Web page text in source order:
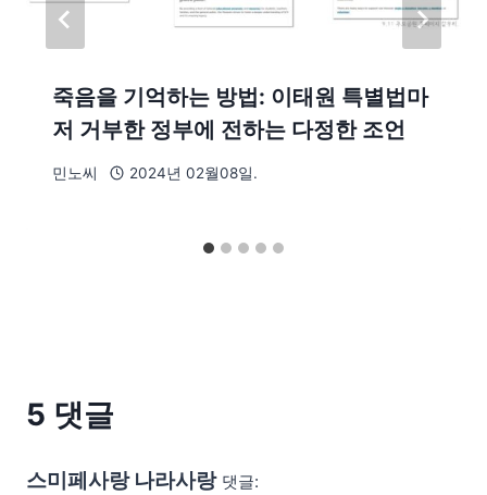
죽음을 기억하는 방법: 이태원 특별법마
저 거부한 정부에 전하는 다정한 조언
민노씨 2024년 02월08일.
5 댓글
스미페사랑 나라사랑 댓글: